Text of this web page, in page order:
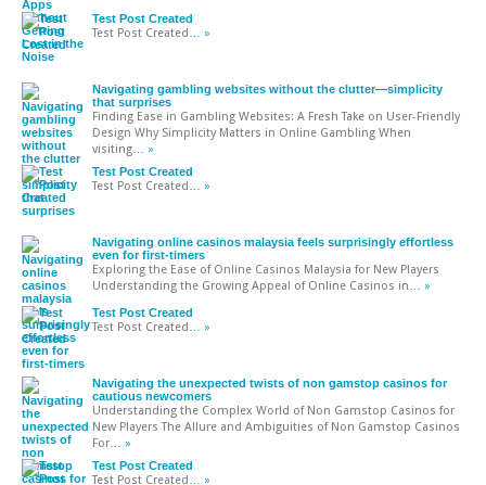
Test Post Created
Test Post Created … »
Navigating gambling websites without the clutter—simplicity
that surprises
Finding Ease in Gambling Websites: A Fresh Take on User-Friendly
Design Why Simplicity Matters in Online Gambling When
visiting … »
Test Post Created
Test Post Created … »
Navigating online casinos malaysia feels surprisingly effortless
even for first-timers
Exploring the Ease of Online Casinos Malaysia for New Players
Understanding the Growing Appeal of Online Casinos in … »
Test Post Created
Test Post Created … »
Navigating the unexpected twists of non gamstop casinos for
cautious newcomers
Understanding the Complex World of Non Gamstop Casinos for
New Players The Allure and Ambiguities of Non Gamstop Casinos
For … »
Test Post Created
Test Post Created … »